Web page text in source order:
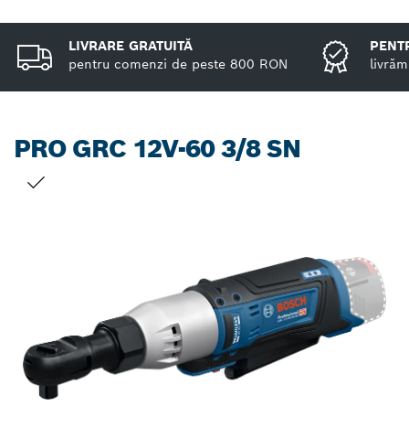
LIVRARE GRATUITĂ
pentru comenzi de peste 800 RON
PRO GRC 12V-60 3/8 SN